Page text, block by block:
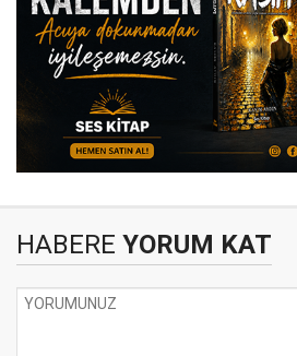
HABERE YORUM KAT